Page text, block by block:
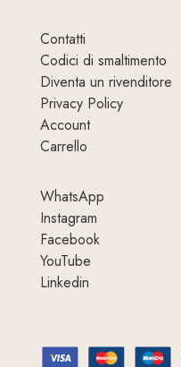
Contatti
Codici di smaltimento
Diventa un rivenditore
Privacy Policy
Account
Carrello
WhatsApp
Instagram
Facebook
YouTube
Linkedin